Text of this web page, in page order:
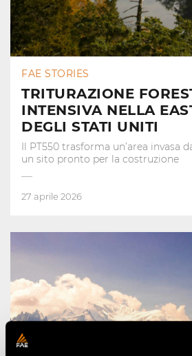
FAE STORIES
TRITURAZIONE
INTENSIVA NELLA
DEGLI STATI UNITI
Il PT550 trasforma un’area invasa
un sito pronto per la costruzione
27 aprile 2026